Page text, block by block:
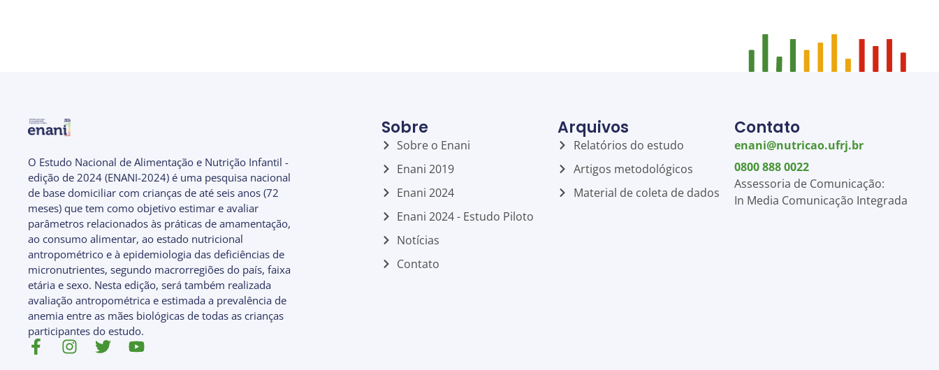
O Estudo Nacional de Alimentação e Nutrição Infantil -
edição de 2024 (ENANI-2024) é uma pesquisa nacional
de base domiciliar com crianças de até seis anos (72
meses) que tem como objetivo estimar e avaliar
parâmetros relacionados às práticas de amamentação,
ao consumo alimentar, ao estado nutricional
antropométrico e à epidemiologia das deficiências de
micronutrientes, segundo macrorregiões do país, faixa
etária e sexo. Nesta edição, será também realizada
avaliação antropométrica e estimada a prevalência de
anemia entre as mães biológicas de todas as crianças
participantes do estudo.
Sobre
Sobre o Enani
Enani 2019
Enani 2024
Enani 2024 - Estudo Piloto
Notícias
Contato
Arquivos
Relatórios do estudo
Artigos metodológicos
Material de coleta de dados
Contato
enani@nutricao.ufrj.br
0800 888 0022
Assessoria de Comunicação:
In Media Comunicação Integrada